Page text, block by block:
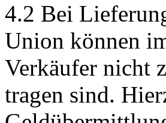
4.2 Bei
Union können
Verkäufer nicht
tragen sind.